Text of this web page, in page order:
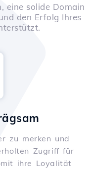
eine solide Domain
den Erfolg Ihres
zu merken und
Zugriff für
ihre Loyalität